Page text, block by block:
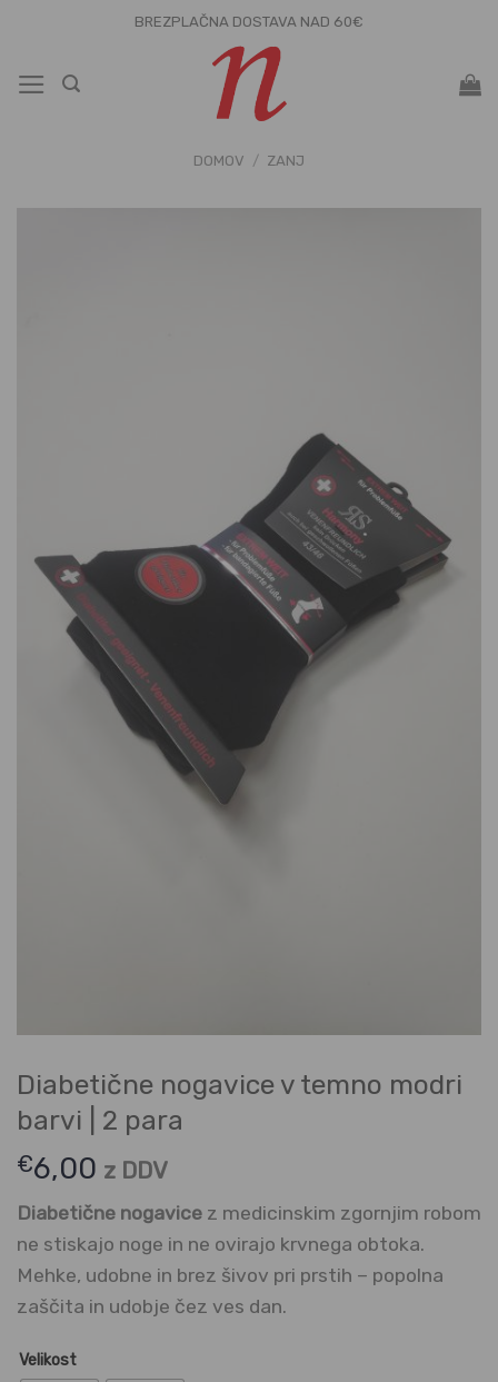
vsebino
BREZPLAČNA DOSTAVA NAD 60€
DOMOV / ZANJ
Diabetične nogavice v temno modri
barvi | 2 para
€6,00 z DDV
Diabetične nogavice z medicinskim zgornjim robom
ne stiskajo noge in ne ovirajo krvnega obtoka.
Mehke, udobne in brez šivov pri prstih – popolna
zaščita in udobje čez ves dan.
Velikost